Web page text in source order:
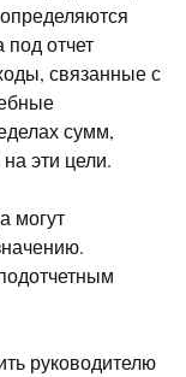
отчет
связанные с
сумм,
эти цели.
могут
руководителю